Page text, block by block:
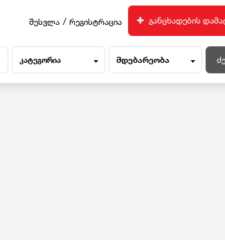
შესვლა / რეგისტრაცია განცხადების
კატეგორია მდებარეობა